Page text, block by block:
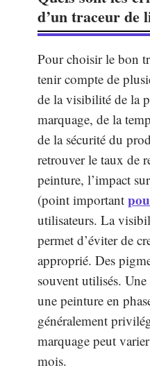
d’un traceur de
Pour choisir le bon
tenir compte de
de la visibilité de la
marquage, de la
de la sécurité du
retrouver le taux de
peinture, l’impact
(point important
utilisateurs. La
permet d’éviter de
approprié. Des
souvent utilisés.
une peinture en
généralement
marquage peut
mois.